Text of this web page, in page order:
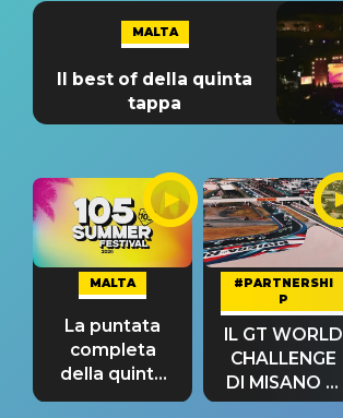
MALTA
Il best of della quinta
tappa
MALTA
La puntata
completa
della quinta
tappa
#PARTNERSHI
P
IL GT WORLD
CHALLENGE
DI MISANO si
riconferma